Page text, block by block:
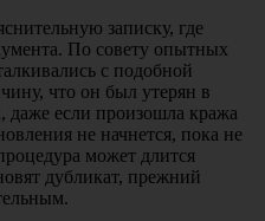
записку, где
По совету опытных
с подобной
что он был утерян в
даже если произошла кража
не начнется, пока не
может длится
дубликат, прежний